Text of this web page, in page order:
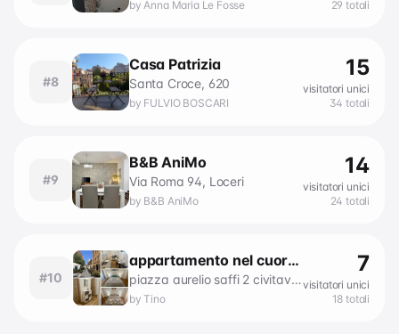
byAnna Maria Le Fosse
29 totali
#8
Casa Patrizia
Santa Croce, 620
by FULVIO BOSCARI
15
visitatori unici
34 totali
#9
B&B AniMo
Via Roma 94, Loceri
by B&B AniMo
14
visitatori unici
24 totali
#10
appartamento nel cuore del centro storico a due passi dal porto
piazza aurelio saffi 2 civitavecchia
byTino
7
visitatori unici
18 totali